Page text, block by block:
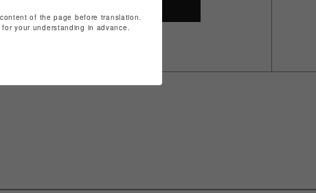
of the page before translation.
your understanding in advance.